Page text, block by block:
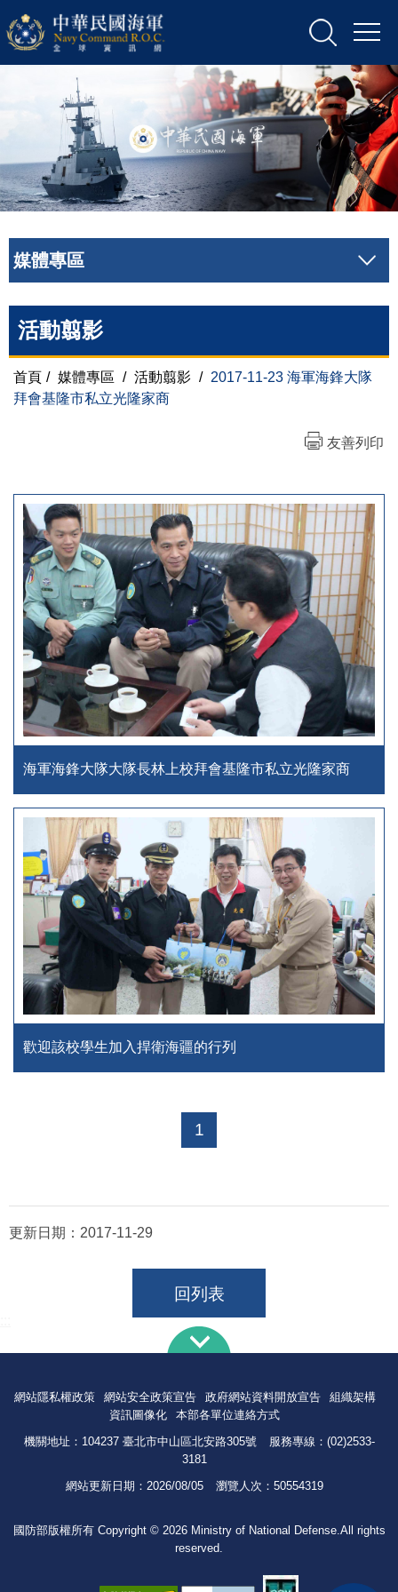
媒體專區
活動翦影
首頁 / 媒體專區 / 活動翦影 / 2017-11-23 海軍海鋒大隊
拜會基隆市私立光隆家商
友善列印
海軍海鋒大隊大隊長林上校拜會基隆市私立光隆家商
歡迎該校學生加入捍衛海疆的行列
1
更新日期： 2017-11-29
回列表
網站隱私權政策 網站安全政策宣告 政府網站資料開放宣告
組織架構
資訊圖像化
本部各單位連絡方式
機關地址：104237 臺北市中山區北安路305號
服務專線：(02)2533-
3181
網站更新日期： 2026/08/05 瀏覽人次： 50554319
國防部版權所有 Copyright © 2026 Ministry of National Defense.All rights
reserved.